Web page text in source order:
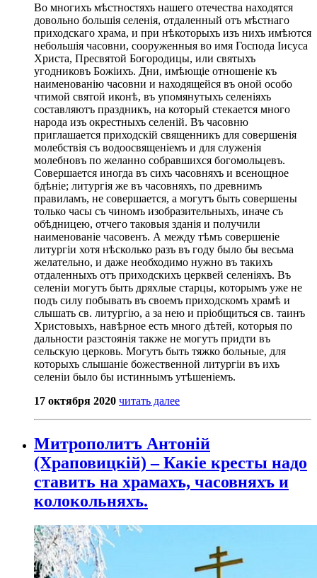
Во многихъ мѣстностяхъ нашего отечества находятся
довольно большія селенія, отдаленный отъ мѣстнаго
приходскаго храма, и при нѣкоторыхъ изъ нихъ имѣются
небольшія часовни, сооруженныя во имя Господа Іисуса
Христа, Пресвятой Богородицы, или святыхъ
угодниковъ Божіихъ. Дни, имѣющіе отношеніе къ
наименованію часовни и находящейся въ оной особо
чтимой святой иконѣ, въ упомянутыхъ селеніяхъ
составляютъ праздникъ, на который стекается много
народа изъ окрестныхъ селеній. Въ часовню
приглашается приходскій священникъ для совершенія
молебствія съ водоосвященіемъ и для служенія
молебновъ по желанно собравшихся богомольцевъ.
Совершается иногда въ сихъ часовняхъ и всенощное
бдѣніе; литургія же въ часовняхъ, по древнимъ
правиламъ, не совершается, а могутъ быть совершены
только часы съ чиномъ изобразительныхъ, иначе съ
обѣдницею, отчего таковыя зданія и получили
наименованіе часовенъ. А между тѣмъ совершеніе
литургіи хотя нѣсколько разъ въ году было бы весьма
желательно, и даже необходимо нужно въ такихъ
отдаленныхъ отъ приходскихъ церквей селеніяхъ. Въ
селеніи могутъ быть дряхлые старцы, которымъ уже не
подъ силу побывать въ своемъ приходскомъ храмѣ и
слышать св. литургію, а за нею и пріобщиться св. таинъ
Христовыхъ, навѣрное есть много дѣтей, которыя по
дальности разстоянія также не могутъ придти въ
сельскую церковь. Могутъ быть тяжко больные, для
которыхъ слышаніе божественной литургіи въ ихъ
селеніи было бы истиннымъ утѣшеніемъ.
17 октября 2020 читать далее
Митрополитъ Антоній
(Храповицкій) – Какіе кресты надо
ставить на храмахъ, часовняхъ и
колокольняхъ.